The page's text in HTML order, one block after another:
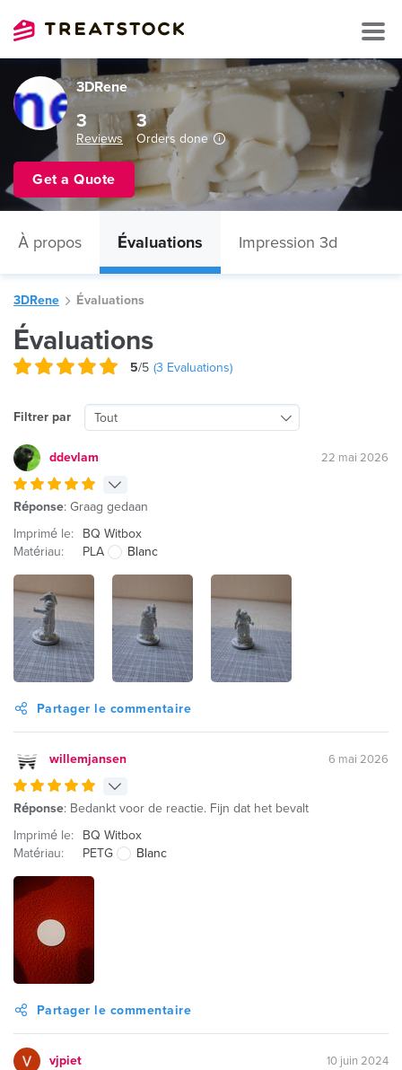
3DRene
3
Reviews
3
Orders done
Get a Quote
À propos Évaluations Impression 3d
3DRene Évaluations
Évaluations
5/5 (3 Evaluations)
Filtrer par Tout
ddevlam 22 mai 2026
Réponse: Graag gedaan
Imprimé le:
BQ Witbox
Matériau:
PLA Blanc
Partager le commentaire
willemjansen 6 mai 2026
Réponse: Bedankt voor de reactie. Fijn dat het bevalt
Imprimé le:
BQ Witbox
Matériau:
PETG Blanc
Partager le commentaire
vjpiet 10 juin 2024